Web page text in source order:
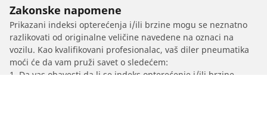
Zakonske napomene
Prikazani indeksi opterećenja i/ili brzine mogu se neznatno
razlikovati od originalne veličine navedene na oznaci na
vozilu. Kao kvalifikovani profesionalac, vaš diler pneumatika
moći će da vam pruži savet o sledećem:
1. Da vas obavesti da li se indeks opterećenje i/ili brzine